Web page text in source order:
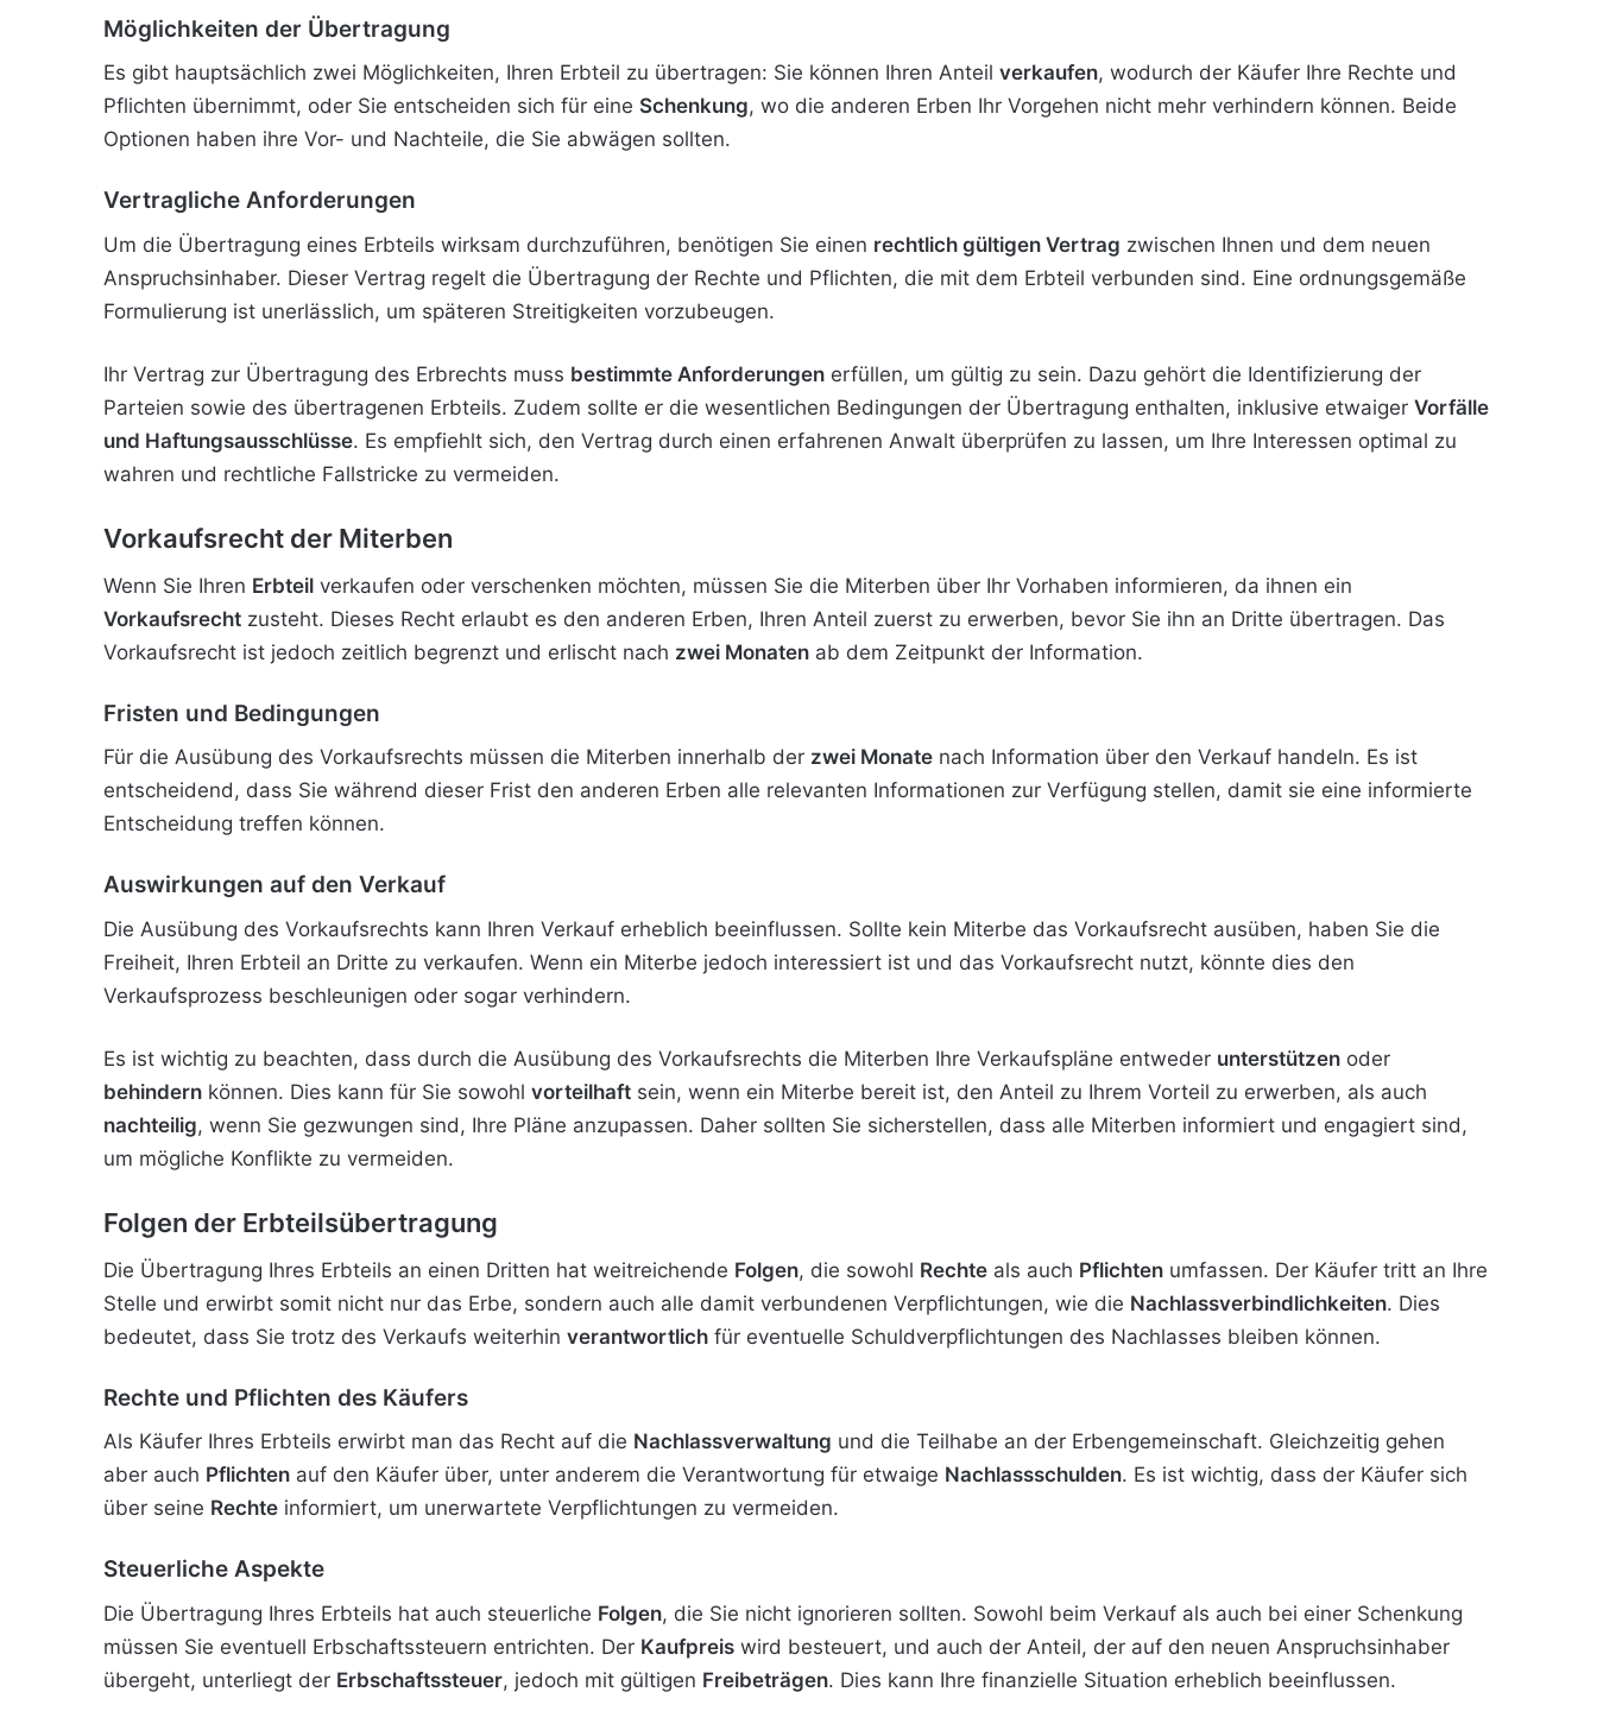
Möglichkeiten der Übertragung
Es gibt hauptsächlich zwei Möglichkeiten, Ihren Erbteil zu übertragen: Sie können Ihren Anteil verkaufen, wodurch der Käufer Ihre Rechte und
Pflichten übernimmt, oder Sie entscheiden sich für eine Schenkung, wo die anderen Erben Ihr Vorgehen nicht mehr verhindern können. Beide
Optionen haben ihre Vor- und Nachteile, die Sie abwägen sollten.
Vertragliche Anforderungen
Um die Übertragung eines Erbteils wirksam durchzuführen, benötigen Sie einen rechtlich gültigen Vertrag zwischen Ihnen und dem neuen
Anspruchsinhaber. Dieser Vertrag regelt die Übertragung der Rechte und Pflichten, die mit dem Erbteil verbunden sind. Eine ordnungsgemäße
Formulierung ist unerlässlich, um späteren Streitigkeiten vorzubeugen.
Ihr Vertrag zur Übertragung des Erbrechts muss bestimmte Anforderungen erfüllen, um gültig zu sein. Dazu gehört die Identifizierung der
Parteien sowie des übertragenen Erbteils. Zudem sollte er die wesentlichen Bedingungen der Übertragung enthalten, inklusive etwaiger Vorfälle
und Haftungsausschlüsse. Es empfiehlt sich, den Vertrag durch einen erfahrenen Anwalt überprüfen zu lassen, um Ihre Interessen optimal zu
wahren und rechtliche Fallstricke zu vermeiden.
Vorkaufsrecht der Miterben
Wenn Sie Ihren Erbteil verkaufen oder verschenken möchten, müssen Sie die Miterben über Ihr Vorhaben informieren, da ihnen ein
Vorkaufsrecht zusteht. Dieses Recht erlaubt es den anderen Erben, Ihren Anteil zuerst zu erwerben, bevor Sie ihn an Dritte übertragen. Das
Vorkaufsrecht ist jedoch zeitlich begrenzt und erlischt nach zwei Monaten ab dem Zeitpunkt der Information.
Fristen und Bedingungen
Für die Ausübung des Vorkaufsrechts müssen die Miterben innerhalb der zwei Monate nach Information über den Verkauf handeln. Es ist
entscheidend, dass Sie während dieser Frist den anderen Erben alle relevanten Informationen zur Verfügung stellen, damit sie eine informierte
Entscheidung treffen können.
Auswirkungen auf den Verkauf
Die Ausübung des Vorkaufsrechts kann Ihren Verkauf erheblich beeinflussen. Sollte kein Miterbe das Vorkaufsrecht ausüben, haben Sie die
Freiheit, Ihren Erbteil an Dritte zu verkaufen. Wenn ein Miterbe jedoch interessiert ist und das Vorkaufsrecht nutzt, könnte dies den
Verkaufsprozess beschleunigen oder sogar verhindern.
Es ist wichtig zu beachten, dass durch die Ausübung des Vorkaufsrechts die Miterben Ihre Verkaufspläne entweder unterstützen oder
behindern können. Dies kann für Sie sowohl vorteilhaft sein, wenn ein Miterbe bereit ist, den Anteil zu Ihrem Vorteil zu erwerben, als auch
nachteilig, wenn Sie gezwungen sind, Ihre Pläne anzupassen. Daher sollten Sie sicherstellen, dass alle Miterben informiert und engagiert sind,
um mögliche Konflikte zu vermeiden.
Folgen der Erbteilsübertragung
Die Übertragung Ihres Erbteils an einen Dritten hat weitreichende Folgen, die sowohl Rechte als auch Pflichten umfassen. Der Käufer tritt an Ihre
Stelle und erwirbt somit nicht nur das Erbe, sondern auch alle damit verbundenen Verpflichtungen, wie die Nachlassverbindlichkeiten. Dies
bedeutet, dass Sie trotz des Verkaufs weiterhin verantwortlich für eventuelle Schuldverpflichtungen des Nachlasses bleiben können.
Rechte und Pflichten des Käufers
Als Käufer Ihres Erbteils erwirbt man das Recht auf die Nachlassverwaltung und die Teilhabe an der Erbengemeinschaft. Gleichzeitig gehen
aber auch Pflichten auf den Käufer über, unter anderem die Verantwortung für etwaige Nachlassschulden. Es ist wichtig, dass der Käufer sich
über seine Rechte informiert, um unerwartete Verpflichtungen zu vermeiden.
Steuerliche Aspekte
Die Übertragung Ihres Erbteils hat auch steuerliche Folgen, die Sie nicht ignorieren sollten. Sowohl beim Verkauf als auch bei einer Schenkung
müssen Sie eventuell Erbschaftssteuern entrichten. Der Kaufpreis wird besteuert, und auch der Anteil, der auf den neuen Anspruchsinhaber
übergeht, unterliegt der Erbschaftssteuer, jedoch mit gültigen Freibeträgen. Dies kann Ihre finanzielle Situation erheblich beeinflussen.